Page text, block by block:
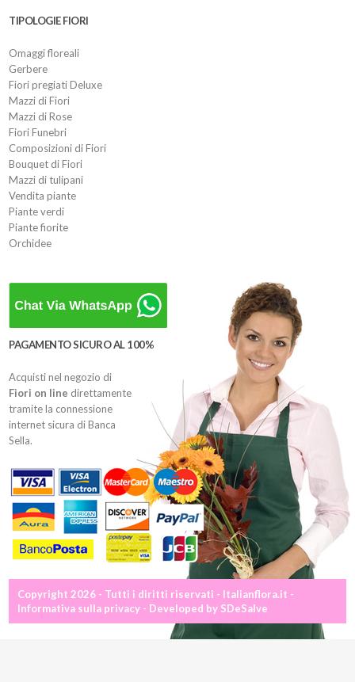
TIPOLOGIE FIORI
Omaggi floreali
Gerbere
Fiori pregiati Deluxe
Mazzi di Fiori
Mazzi di Rose
Fiori Funebri
Composizioni di Fiori
Bouquet di Fiori
Mazzi di tulipani
Vendita piante
Piante verdi
Piante fiorite
Orchidee
PAGAMENTO SICURO AL 100%
Acquisti nel negozio di
Fiori on line direttamente
tramite la connessione
internet sicura di Banca
Sella.
Copyright 2026 - Tutti i diritti riservati - Italianflora.it -
Informativa sulla privacy- Developed by SDeSalve